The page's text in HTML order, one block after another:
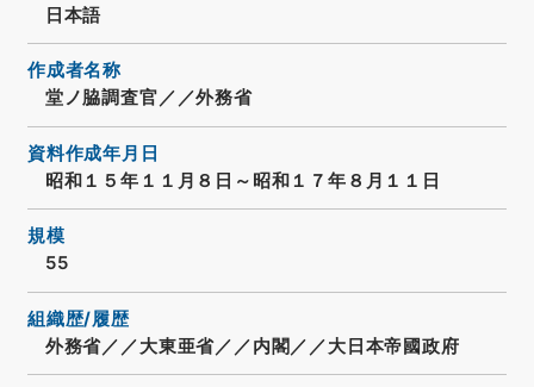
日本語
作成者名称
堂ノ脇調査官／／外務省
資料作成年月日
昭和１５年１１月８日～昭和１７年８月１１日
規模
55
組織歴/履歴
外務省／／大東亜省／／内閣／／大日本帝國政府